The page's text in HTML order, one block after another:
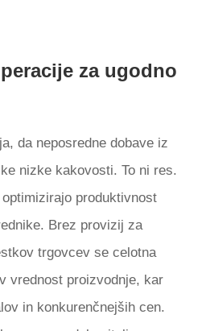
za ugodno
da neposredne dobave iz
nizke kakovosti. To ni res.
produktivnost
Brez provizij za
trgovcev se celotna
vrednost proizvodnje, kar
in konkurenčnejših cen.